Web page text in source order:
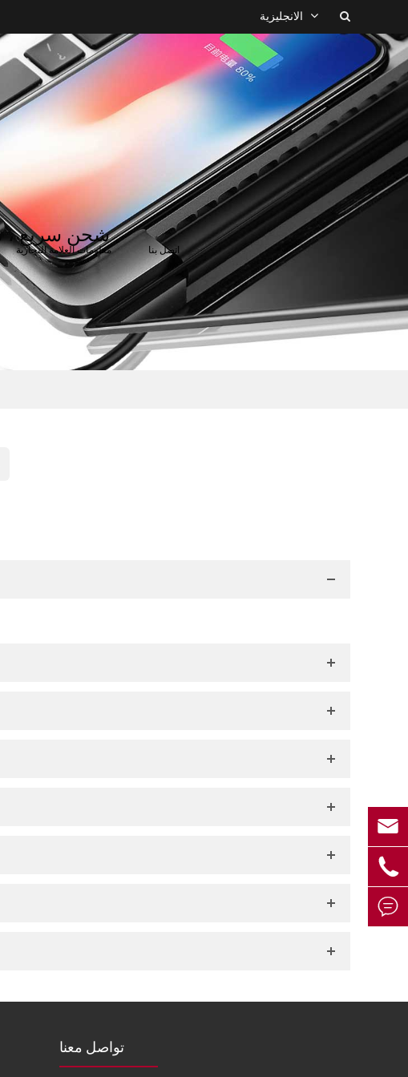
الانجليزية
معلومات العلامة التجارية اتصل بنا
تواصل معنا


